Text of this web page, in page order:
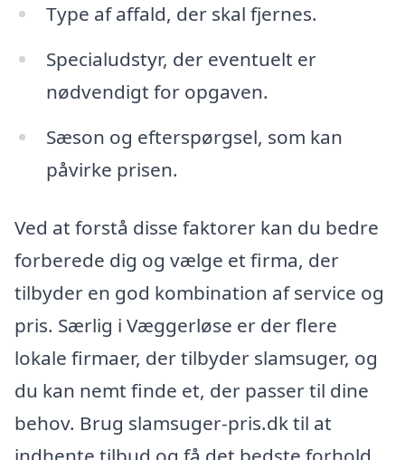
Type af affald, der skal fjernes.
Specialudstyr, der eventuelt er
nødvendigt for opgaven.
Sæson og efterspørgsel, som kan
påvirke prisen.
Ved at forstå disse faktorer kan du bedre
forberede dig og vælge et firma, der
tilbyder en god kombination af service og
pris. Særlig i Væggerløse er der flere
lokale firmaer, der tilbyder slamsuger, og
du kan nemt finde et, der passer til dine
behov. Brug slamsuger-pris.dk til at